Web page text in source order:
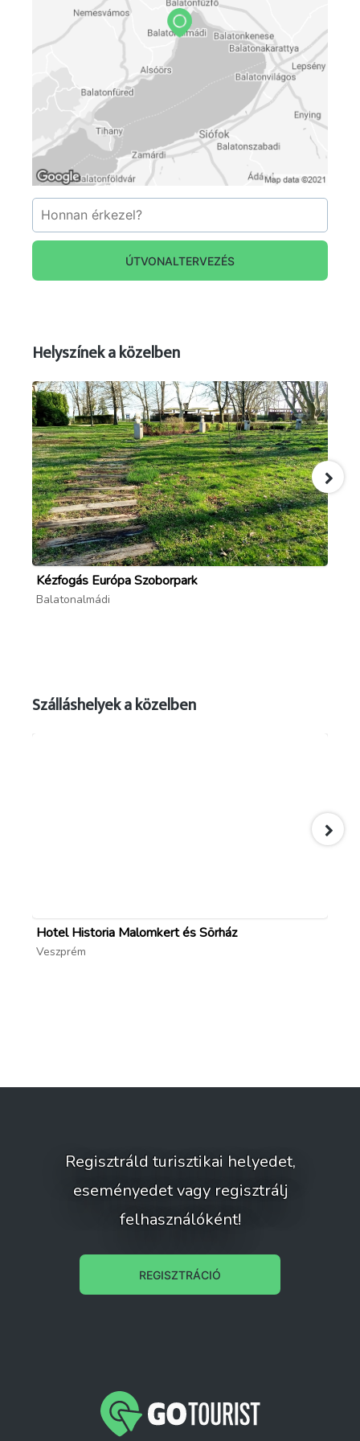
ÚTVONALTERVEZÉS
Helyszínek a közelben
Kézfogás Európa Szoborpark
Balatonalmádi
Szálláshelyek a közelben
Hotel Historia Malomkert és Sörház
Veszprém
Regisztráld turisztikai helyedet,
eseményedet vagy regisztrálj
felhasználóként!
REGISZTRÁCIÓ